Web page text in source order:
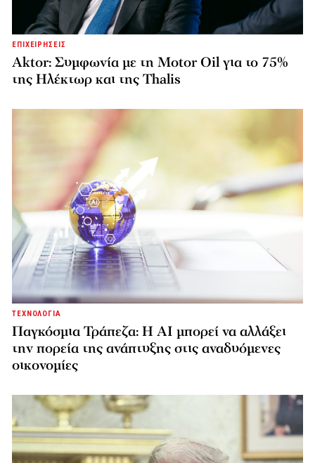
ΕΠΙΧΕΙΡΗΣΕΙΣ
Aktor: Συμφωνία με τη Motor Oil για το 75%
της Ηλέκτωρ και της Thalis
ΤΕΧΝΟΛΟΓΙΑ
Παγκόσμια Τράπεζα: Η AI μπορεί να αλλάξει
την πορεία της ανάπτυξης στις αναδυόμενες
οικονομίες